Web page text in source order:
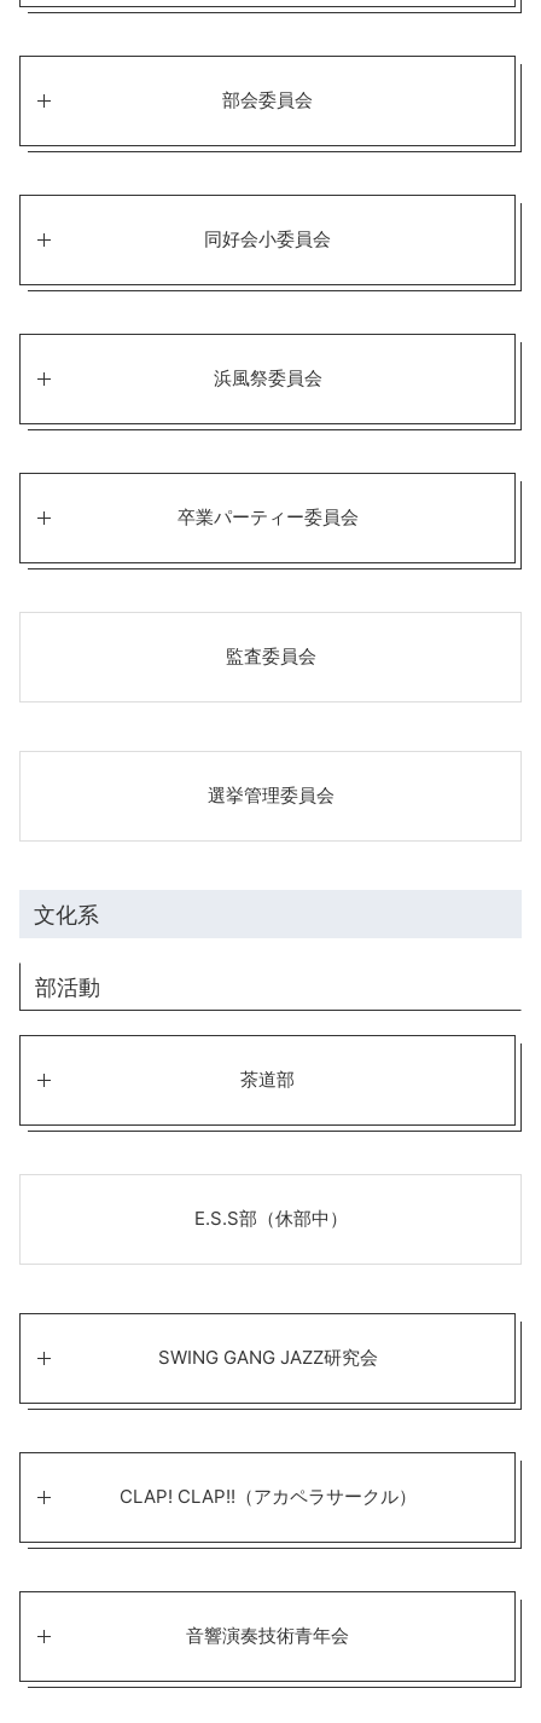
部会委員会
同好会小委員会
浜風祭委員会
卒業パーティー委員会
監査委員会
選挙管理委員会
文化系
部活動
茶道部
E.S.S部（休部中）
SWING GANG JAZZ研究会
CLAP! CLAP!!（アカペラサークル）
音響演奏技術青年会